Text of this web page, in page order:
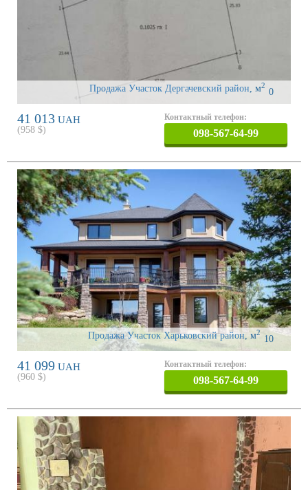
Продажа Участок Дергачевский район, 0
м2
41 013 UAH
(958 $)
Контактный телефон:
098-567-64-99
Продажа Участок Харьковский район, 10
м2
41 099 UAH
(960 $)
Контактный телефон:
098-567-64-99